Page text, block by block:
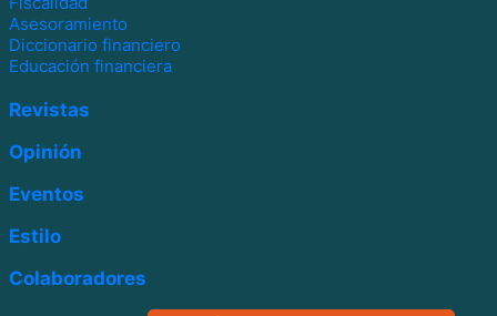
Asesoramiento
Diccionario financiero
Educación financiera
Revistas
Opinión
Eventos
Estilo
Colaboradores